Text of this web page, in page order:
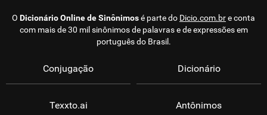
O Dicionário Online de Sinônimosé parte do Dicio.com.bre conta
com mais de 30 mil sinônimos de palavras e de expressões em
português do Brasil.
Conjugação Dicionário
Texxto.ai Antônimos